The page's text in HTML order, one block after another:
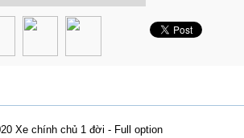
Xe chính chủ 1 đời - Full option